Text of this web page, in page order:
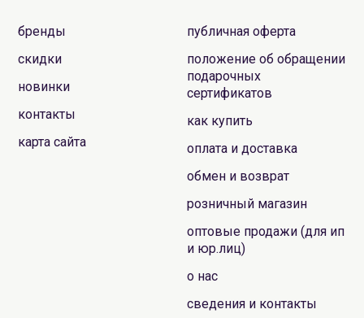
бренды
скидки
новинки
контакты
карта сайта
публичная оферта
положение об обращении
подарочных
сертификатов
как купить
оплата и доставка
обмен и возврат
розничный магазин
оптовые продажи (для ип
и юр.лиц)
о нас
сведения и контакты